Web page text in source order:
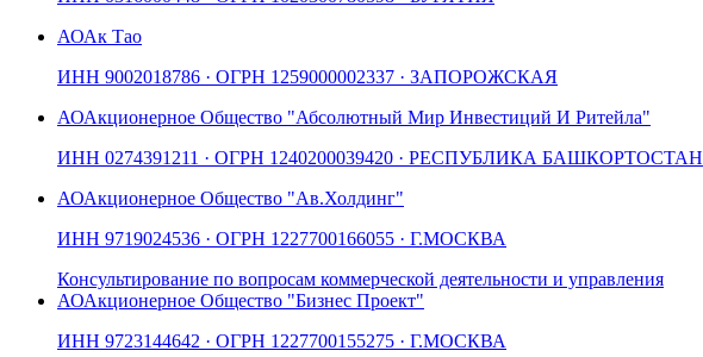
АОАк Тао
ИНН 9002018786 · ОГРН 1259000002337 · ЗАПОРОЖСКАЯ
АОАкционерное Общество "Абсолютный Мир Инвестиций И Ритейла"
ИНН 0274391211 · ОГРН 1240200039420 · РЕСПУБЛИКА БАШКОРТОСТАН
АОАкционерное Общество "Ав.Холдинг"
ИНН 9719024536 · ОГРН 1227700166055 · Г.МОСКВА
Консультирование по вопросам коммерческой деятельности и управления
АОАкционерное Общество "Бизнес Проект"
ИНН 9723144642 · ОГРН 1227700155275 · Г.МОСКВА